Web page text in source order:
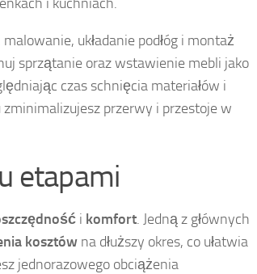
malowanie, układanie podłóg i montaż
sprzątanie oraz wstawienie mebli jako
czas schnięcia materiałów i
przerwy i przestoje w
etapami
i komfort. Jedną z głównych
kosztów na dłuższy okres, co ułatwia
jednorazowego obciążenia